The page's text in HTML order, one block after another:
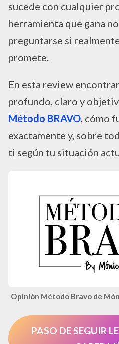
sucede con cualquier
herramienta que gana
preguntarse si
promete.
En esta review
profundo, claro y
Método BRAVO, cómo
exactamente y, sobre
ti según tu situación
Opinión Método Bravo de
PASO DE SEGUIR